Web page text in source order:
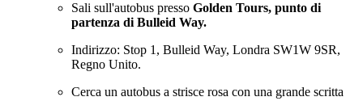
Sali sull'autobus presso Golden Tours, punto di
partenza di Bulleid Way.
Indirizzo: Stop 1, Bulleid Way, Londra SW1W 9SR,
Regno Unito.
Cerca un autobus a strisce rosa con una grande scritta